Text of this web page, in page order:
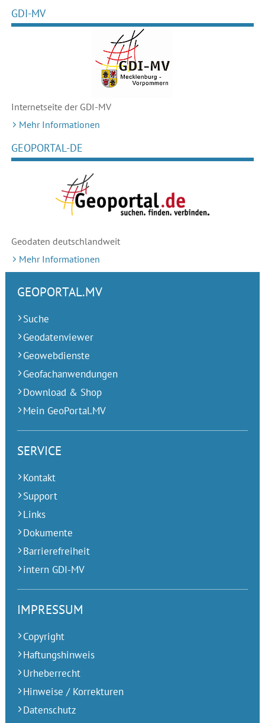
GDI-MV
Internetseite der GDI-MV
Mehr Informationen
GEOPORTAL-DE
Geodaten deutschlandweit
Mehr Informationen
GEOPORTAL.MV
Suche
Geodatenviewer
Geowebdienste
Geofachanwendungen
Download & Shop
Mein GeoPortal.MV
SERVICE
Kontakt
Support
Links
Dokumente
Barrierefreiheit
intern GDI-MV
IMPRESSUM
Copyright
Haftungshinweis
Urheberrecht
Hinweise / Korrekturen
Datenschutz